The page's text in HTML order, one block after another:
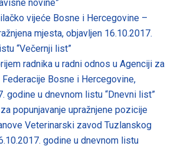
novine”
vijeće Bosne i Hercegovine –
mjesta, objavljen 16.10.2017.
“Večernji list”
radnika u radni odnos u Agenciji za
Bosne i Hercegovine,
godine u dnevnom listu “Dnevni list”
popunjavanje upražnjene pozicije
Veterinarski zavod Tuzlanskog
godine u dnevnom listu